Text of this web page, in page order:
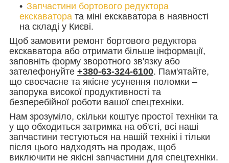
Запчастини бортового редуктора
екскаватора та міні екскаватора в наявності
на складі у Києві.
Щоб замовити ремонт бортового редуктора
екскаватора або отримати більше інформації,
заповніть форму зворотного зв'язку або
зателефонуйте +380-63-324-6100. Пам'ятайте,
що своєчасне та якісне усунення поломки –
запорука високої продуктивності та
безперебійної роботи вашої спецтехніки.
Нам зрозуміло, скільки коштує простої техніки та
у що обходиться затримка на об'єті, всі наші
запчастини тестуються на нашій технікі і тільки
після цього надходять на продаж, щоб
виключити не якісні запчастини для спецтехніки.